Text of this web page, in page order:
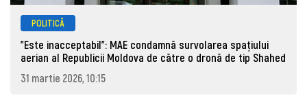
POLITICĂ
"Este inacceptabil": MAE condamnă survolarea spațiului
aerian al Republicii Moldova de către o dronă de tip Shahed
31 martie 2026, 10:15